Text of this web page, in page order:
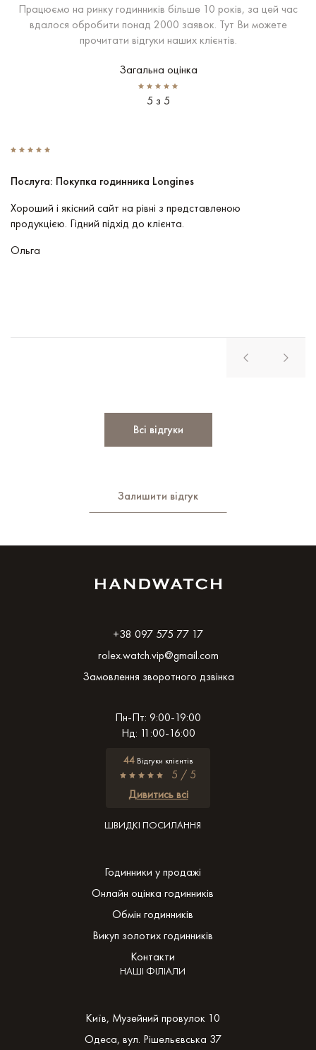
Працюємо на ринку годинників більше 10 років, за цей час
вдалося обробити понад 2000 заявок. Тут Ви можете
прочитати відгуки наших клієнтів.
Загальна оцінка
5 з 5
Послуга: Покупка годинника Longines
Хороший і якісний сайт на рівні з представленою
продукцією. Гідний підхід до клієнта.
Ольга
Всі відгуки
Залишити відгук
+38 097 575 77 17
rolex.watch.vip@gmail.com
Замовлення зворотного дзвінка
Пн-Пт: 9:00-19:00
Нд: 11:00-16:00
44Відгуки клієнтів
5 / 5
Дивитись всі
ШВИДКІ ПОСИЛАННЯ
Годинники у продажі
Онлайн оцінка годинників
Обмін годинників
Викуп золотих годинників
Контакти
НАШІ ФІЛІАЛИ
Київ, Музейний провулок 10
Одеса, вул. Рішельєвська 37